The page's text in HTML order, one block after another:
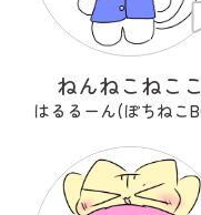
ねんねこねここ